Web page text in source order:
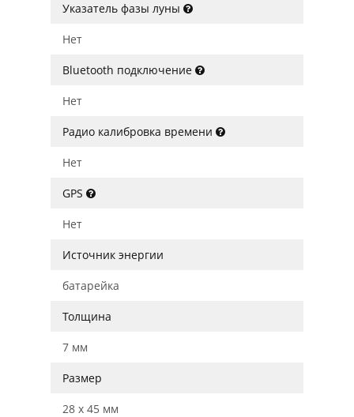
Указатель фазы луны
Нет
Bluetooth подключение
Нет
Радио калибровка времени
Нет
GPS
Нет
Источник энергии
батарейка
Толщина
7 мм
Размер
28 x 45 мм